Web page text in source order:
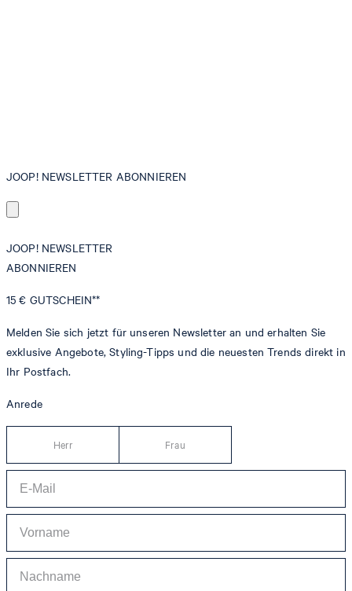
JOOP! NEWSLETTER ABONNIEREN
JOOP! NEWSLETTER
ABONNIEREN
15 € GUTSCHEIN**
Melden Sie sich jetzt für unseren Newsletter an und erhalten Sie
exklusive Angebote, Styling-Tipps und die neuesten Trends direkt in
Ihr Postfach.
Anrede
Herr Frau